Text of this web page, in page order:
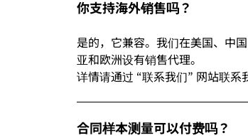
你支持海外销售吗？
是的，它兼容。我们在美国、中
亚和欧洲设有销售代理。
详情请通过 “联系我们” 网站联系
合同样本测量可以付费吗？